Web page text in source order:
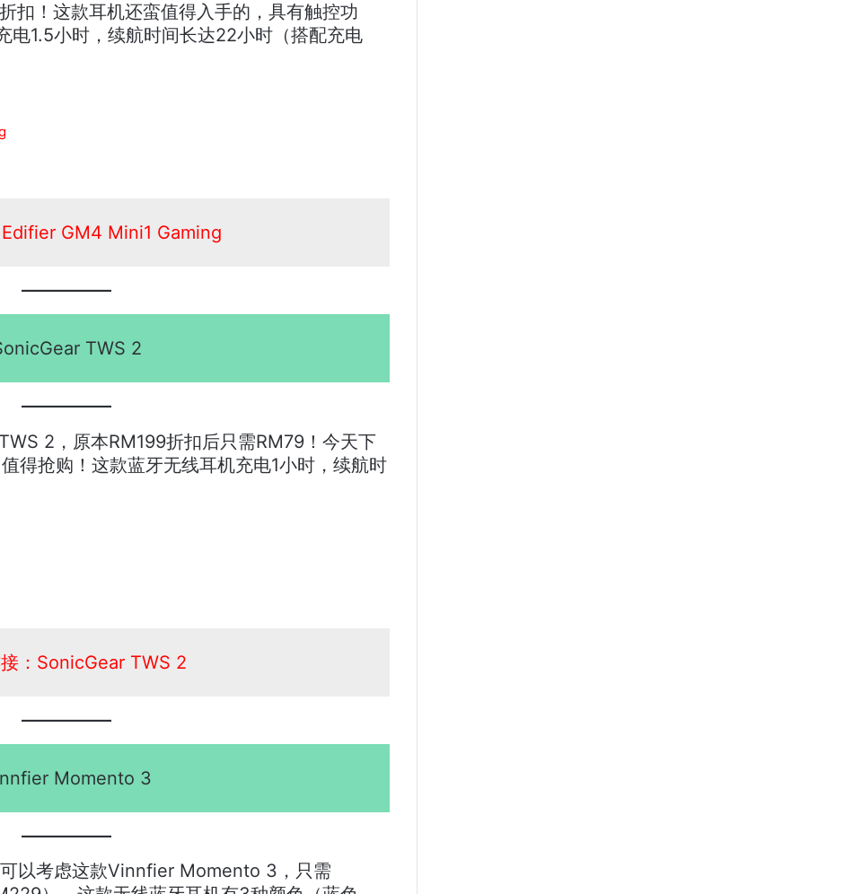
扣！这款耳机还蛮值得入手的，具有触控功
电1.5小时，续航时间长达22小时（搭配充电
GM4 Mini1 Gaming
TWS 2
2，原本RM199折扣后只需RM79！今天下
得抢购！这款蓝牙无线耳机充电1小时，续航时
：SonicGear TWS 2
Momento 3
以考虑这款Vinnfier Momento 3，只需